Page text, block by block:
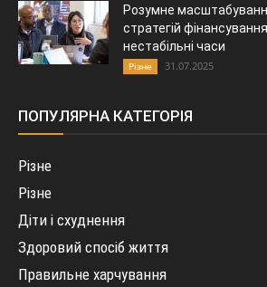
Розумне
стратегій
нестабільні часи
Різне 31.07.2025
ПОПУЛЯРНА КАТЕГОРІЯ
Різне
Різне
Діти і схуднення
Здоровий спосіб життя
Правильне харчування